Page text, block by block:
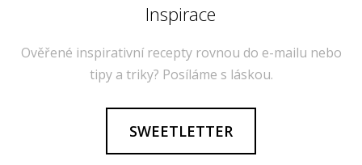
Inspirace
Ověřené inspirativní recepty rovnou do e-mailu nebo
tipy a triky? Posíláme s láskou.
SWEETLETTER